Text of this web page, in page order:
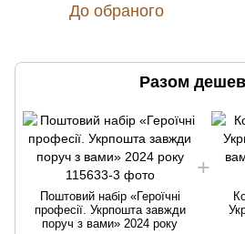
До обраного
Разом
Поштовий набір «Героїчні
професії. Укрпошта завжди
поруч з вами» 2024 року